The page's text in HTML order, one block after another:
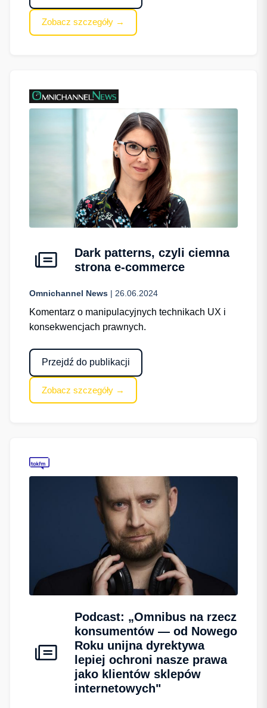
Zobacz szczegóły →
Dark patterns, czyli ciemna
strona e-commerce
Omnichannel News | 26.06.2024
Komentarz o manipulacyjnych technikach UX i
konsekwencjach prawnych.
Przejdź do publikacji
Zobacz szczegóły →
Podcast: „Omnibus na rzecz
konsumentów — od Nowego
Roku unijna dyrektywa
lepiej ochroni nasze prawa
jako klientów sklepów
internetowych"